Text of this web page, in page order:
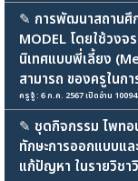
✎ การพัฒนาสถานศึ
MODEL โดยใช้วง
นิเทศแบบพี่เลี้ยง
สามารถ ของครูในก
ครูจู้ : 6 ก.ค. 2567 เปิดอ่าน
✎ ชุดกิจกรรม ไพท
ทักษะการออกแบบแล
แก้ปัญหา ในรายวิช